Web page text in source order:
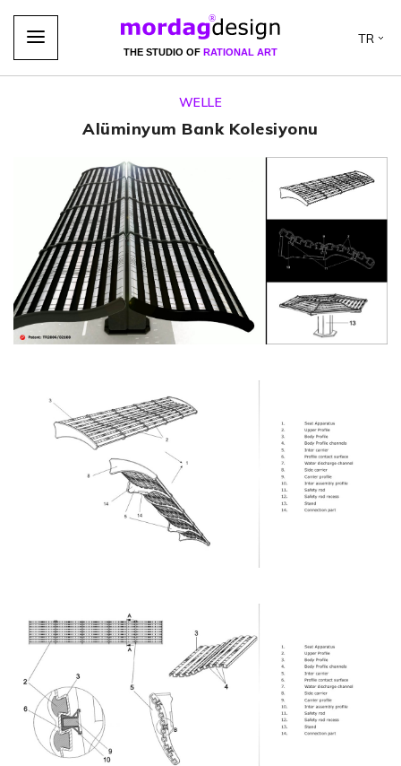
THE STUDIO OF RATIONAL ART
TR
WELLE
Alüminyum Bank Kolesiyonu